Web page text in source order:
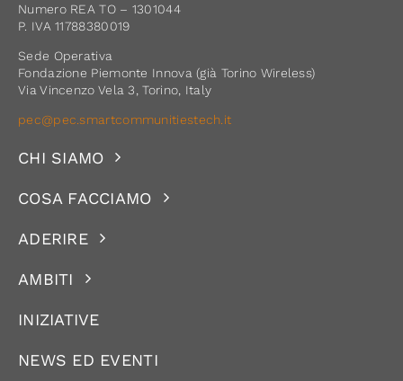
Numero REA TO – 1301044
P. IVA 11788380019
Sede Operativa
Fondazione Piemonte Innova (già Torino Wireless)
Via Vincenzo Vela 3, Torino, Italy
pec@pec.smartcommunitiestech.it
CHI SIAMO
COSA FACCIAMO
ADERIRE
AMBITI
INIZIATIVE
NEWS ED EVENTI